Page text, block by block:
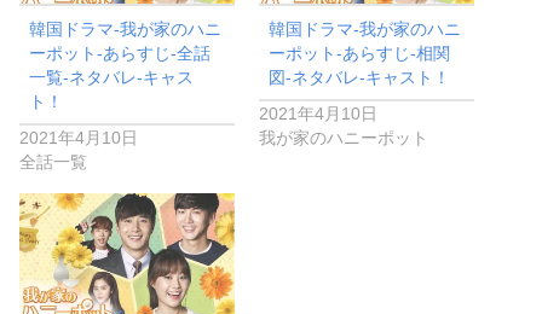
韓国ドラマ-我が家のハニ
ーポット-あらすじ-全話
一覧-ネタバレ-キャス
ト！
2021年4月10日
全話一覧
韓国ドラマ-我が家のハニ
ーポット-あらすじ-相関
図-ネタバレ-キャスト！
2021年4月10日
我が家のハニーポット